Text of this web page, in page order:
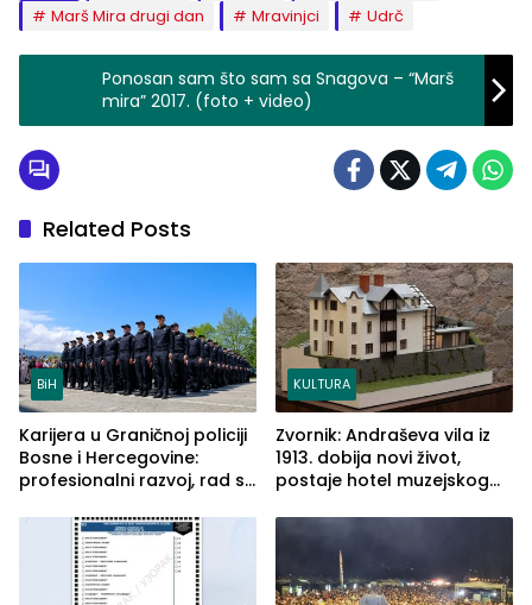
Marš Mira drugi dan
Mravinjci Udrč
Ponosan sam što sam sa Snagova – “Marš
mira” 2017. (foto + video)
Related Posts
BiH
Karijera u Graničnoj policiji
Bosne i Hercegovine:
profesionalni razvoj, rad sa
služba građanima
KULTURA
Zvornik: Andraševa vila iz
1913. dobija novi život,
postaje hotel muzejskog